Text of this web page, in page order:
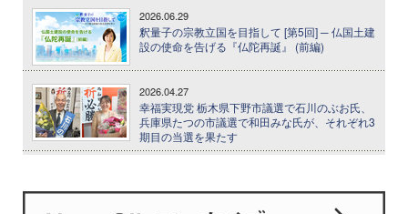
2026.06.29
釈量子の宗教立国を目指して [第5回] ─ 仏国土建
設の使命を告げる『仏陀再誕』 (前編)
2026.04.27
幸福実現党 栃木県下野市議選で石川のぶお氏、
兵庫県たつの市議選で和田みな氏が、それぞれ3
期目の当選を果たす